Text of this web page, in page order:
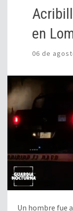
en
06 de
Un hombre fue